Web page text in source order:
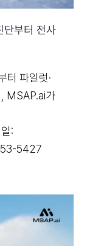
부터 전사
터 파일럿·
MSAP.ai가
:
5427